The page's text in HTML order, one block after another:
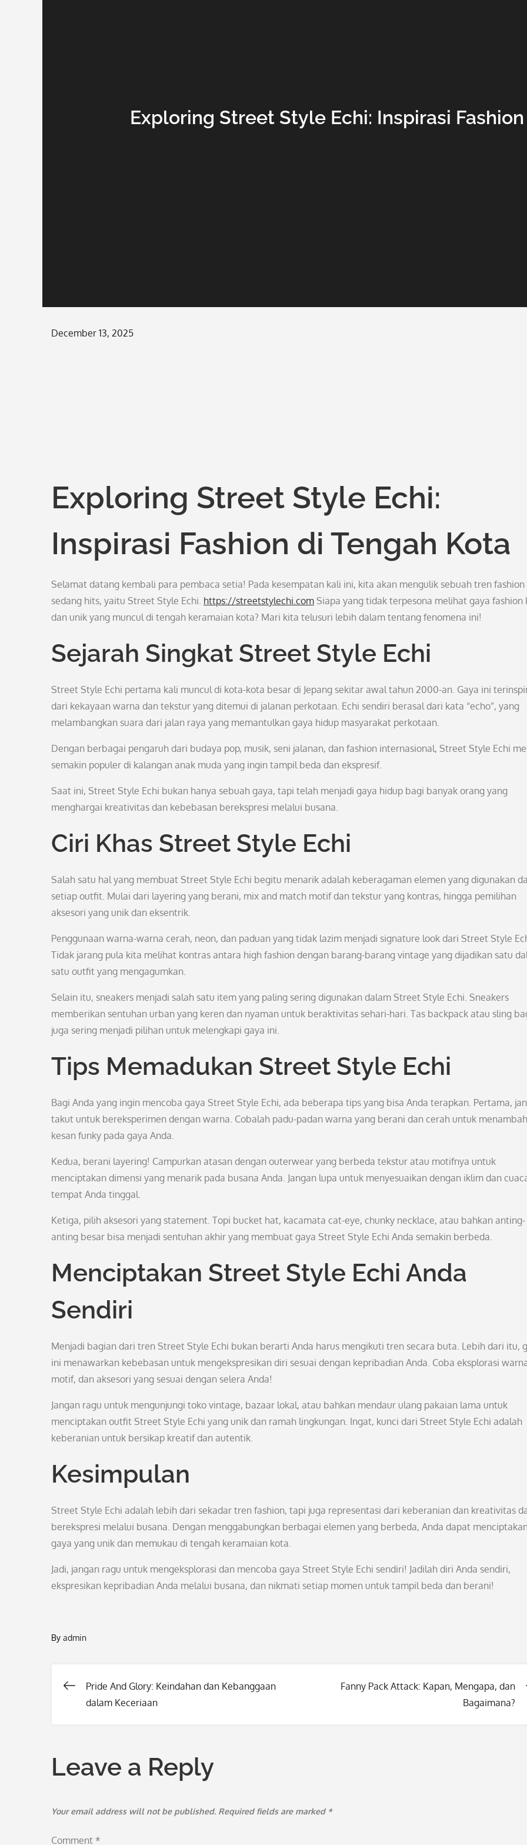
Exploring Street Style Echi: Inspirasi
Posted
December 13, 2025
Exploring Street Style Echi:
Inspirasi Fashion di Tengah Kota
Selamat datang kembali para pembaca setia! Pada kesempatan kali ini, kita akan mengulik sebuah tren fashion
sedang hits, yaitu Street Style Echi. https://streetstylechi.com Siapa yang tidak terpesona melihat gaya fashion
dan unik yang muncul di tengah keramaian kota? Mari kita telusuri lebih dalam tentang fenomena ini!
Sejarah Singkat Street Style Echi
Street Style Echi pertama kali muncul di kota-kota besar di Jepang sekitar awal tahun 2000-an. Gaya ini
dari kekayaan warna dan tekstur yang ditemui di jalanan perkotaan. Echi sendiri berasal dari kata “echo”, yang
melambangkan suara dari jalan raya yang memantulkan gaya hidup masyarakat perkotaan.
Dengan berbagai pengaruh dari budaya pop, musik, seni jalanan, dan fashion internasional, Street Style Echi
semakin populer di kalangan anak muda yang ingin tampil beda dan ekspresif.
Saat ini, Street Style Echi bukan hanya sebuah gaya, tapi telah menjadi gaya hidup bagi banyak orang yang
menghargai kreativitas dan kebebasan berekspresi melalui busana.
Ciri Khas Street Style Echi
Salah satu hal yang membuat Street Style Echi begitu menarik adalah keberagaman elemen yang digunakan
setiap outfit. Mulai dari layering yang berani, mix and match motif dan tekstur yang kontras, hingga pemilihan
aksesori yang unik dan eksentrik.
Penggunaan warna-warna cerah, neon, dan paduan yang tidak lazim menjadi signature look dari Street Style
Tidak jarang pula kita melihat kontras antara high fashion dengan barang-barang vintage yang dijadikan satu
satu outfit yang mengagumkan.
Selain itu, sneakers menjadi salah satu item yang paling sering digunakan dalam Street Style Echi. Sneakers
memberikan sentuhan urban yang keren dan nyaman untuk beraktivitas sehari-hari. Tas backpack atau sling
juga sering menjadi pilihan untuk melengkapi gaya ini.
Tips Memadukan Street Style Echi
Bagi Anda yang ingin mencoba gaya Street Style Echi, ada beberapa tips yang bisa Anda terapkan. Pertama,
takut untuk bereksperimen dengan warna. Cobalah padu-padan warna yang berani dan cerah untuk
kesan funky pada gaya Anda.
Kedua, berani layering! Campurkan atasan dengan outerwear yang berbeda tekstur atau motifnya untuk
menciptakan dimensi yang menarik pada busana Anda. Jangan lupa untuk menyesuaikan dengan iklim dan
tempat Anda tinggal.
Ketiga, pilih aksesori yang statement. Topi bucket hat, kacamata cat-eye, chunky necklace, atau bahkan anting-
anting besar bisa menjadi sentuhan akhir yang membuat gaya Street Style Echi Anda semakin berbeda.
Menciptakan Street Style Echi Anda
Sendiri
Menjadi bagian dari tren Street Style Echi bukan berarti Anda harus mengikuti tren secara buta. Lebih dari itu,
ini menawarkan kebebasan untuk mengekspresikan diri sesuai dengan kepribadian Anda. Coba eksplorasi
motif, dan aksesori yang sesuai dengan selera Anda!
Jangan ragu untuk mengunjungi toko vintage, bazaar lokal, atau bahkan mendaur ulang pakaian lama untuk
menciptakan outfit Street Style Echi yang unik dan ramah lingkungan. Ingat, kunci dari Street Style Echi adalah
keberanian untuk bersikap kreatif dan autentik.
Kesimpulan
Street Style Echi adalah lebih dari sekadar tren fashion, tapi juga representasi dari keberanian dan kreativitas
berekspresi melalui busana. Dengan menggabungkan berbagai elemen yang berbeda, Anda dapat
gaya yang unik dan memukau di tengah keramaian kota.
Jadi, jangan ragu untuk mengeksplorasi dan mencoba gaya Street Style Echi sendiri! Jadilah diri Anda sendiri,
ekspresikan kepribadian Anda melalui busana, dan nikmati setiap momen untuk tampil beda dan berani!
By admin
Post
Pride And Glory: Keindahan dan Kebanggaan
dalam Keceriaan
Fanny Pack Attack: Kapan, Mengapa, dan
Bagaimana?
Leave a Reply
Your email address will not be published. Required fields are marked *
Comment *